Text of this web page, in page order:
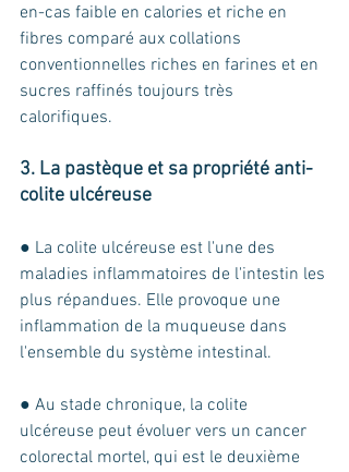
en-cas faible en calories et riche en
fibres comparé aux collations
conventionnelles riches en farines et en
sucres raffinés toujours très
calorifiques.
3. La pastèque et sa propriété anti-
colite ulcéreuse
● La colite ulcéreuse est l'une des
maladies inflammatoires de l'intestin les
plus répandues. Elle provoque une
inflammation de la muqueuse dans
l'ensemble du système intestinal.
● Au stade chronique, la colite
ulcéreuse peut évoluer vers un cancer
colorectal mortel, qui est le deuxième